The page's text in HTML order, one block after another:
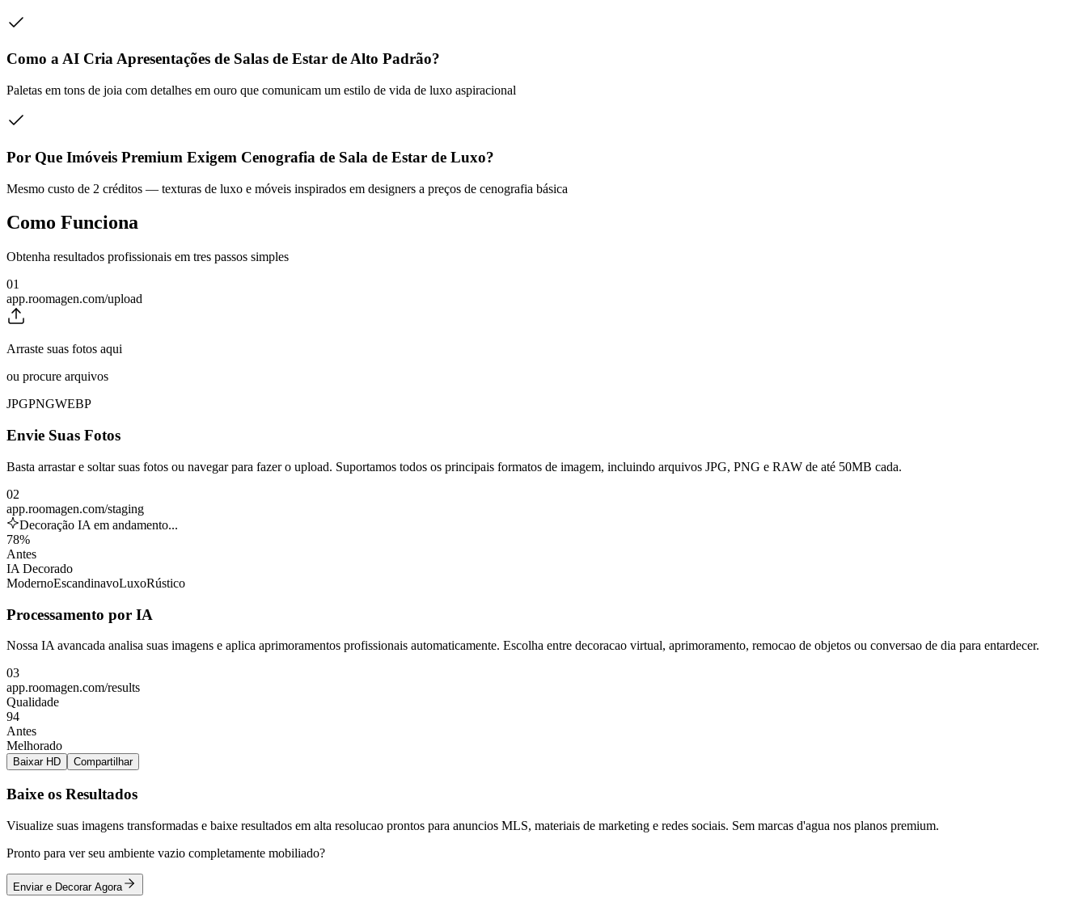
Como a AI Cria Apresentações de Salas de Estar de Alto Padrão?
Paletas em tons de joia com detalhes em ouro que comunicam um estilo de vida de luxo aspiracional
Por Que Imóveis Premium Exigem Cenografia de Sala de Estar de Luxo?
Mesmo custo de 2 créditos — texturas de luxo e móveis inspirados em designers a preços de cenografia básica
Como Funciona
Obtenha resultados profissionais em tres passos simples
01
app.roomagen.com/upload
Arraste suas fotos aqui
ou procure arquivos
JPGPNGWEBP
Envie Suas Fotos
Basta arrastar e soltar suas fotos ou navegar para fazer o upload. Suportamos todos os principais formatos de imagem, incluindo arquivos JPG, PNG e RAW de até 50MB cada.
02
app.roomagen.com/staging
Decoração IA em andamento...
78%
Antes
IA Decorado
ModernoEscandinavoLuxoRústico
Processamento por IA
Nossa IA avancada analisa suas imagens e aplica aprimoramentos profissionais automaticamente. Escolha entre decoracao virtual, aprimoramento, remocao de objetos ou conversao de dia para entardecer.
03
app.roomagen.com/results
Qualidade
94
Antes
Melhorado
Baixar HD Compartilhar
Baixe os Resultados
Visualize suas imagens transformadas e baixe resultados em alta resolucao prontos para anuncios MLS, materiais de marketing e redes sociais. Sem marcas d'agua nos planos premium.
Pronto para ver seu ambiente vazio completamente mobiliado?
Enviar e Decorar Agora